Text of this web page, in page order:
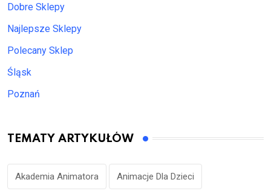
Dobre Sklepy
Najlepsze Sklepy
Polecany Sklep
Śląsk
Poznań
TEMATY ARTYKUŁÓW
Akademia Animatora Animacje Dla Dzieci